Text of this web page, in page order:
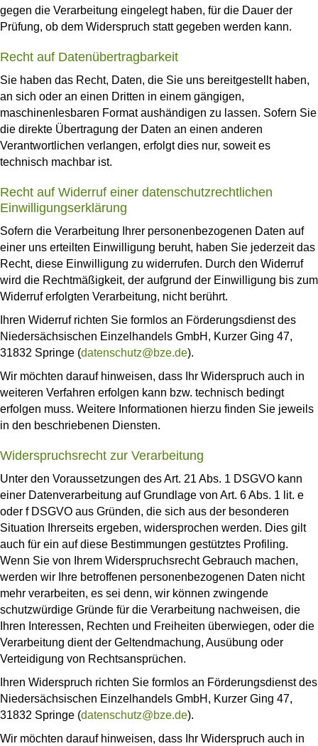
gegen die Verarbeitung eingelegt haben, für die Dauer der
Prüfung, ob dem Widerspruch statt gegeben werden kann.
Recht auf Datenübertragbarkeit
Sie haben das Recht, Daten, die Sie uns bereitgestellt haben,
an sich oder an einen Dritten in einem gängigen,
maschinenlesbaren Format aushändigen zu lassen. Sofern Sie
die direkte Übertragung der Daten an einen anderen
Verantwortlichen verlangen, erfolgt dies nur, soweit es
technisch machbar ist.
Recht auf Widerruf einer datenschutzrechtlichen
Einwilligungserklärung
Sofern die Verarbeitung Ihrer personenbezogenen Daten auf
einer uns erteilten Einwilligung beruht, haben Sie jederzeit das
Recht, diese Einwilligung zu widerrufen. Durch den Widerruf
wird die Rechtmäßigkeit, der aufgrund der Einwilligung bis zum
Widerruf erfolgten Verarbeitung, nicht berührt.
Ihren Widerruf richten Sie formlos an Förderungsdienst des
Niedersächsischen Einzelhandels GmbH, Kurzer Ging 47,
31832 Springe (datenschutz@bze.de).
Wir möchten darauf hinweisen, dass Ihr Widerspruch auch in
weiteren Verfahren erfolgen kann bzw. technisch bedingt
erfolgen muss. Weitere Informationen hierzu finden Sie jeweils
in den beschriebenen Diensten.
Widerspruchsrecht zur Verarbeitung
Unter den Voraussetzungen des Art. 21 Abs. 1 DSGVO kann
einer Datenverarbeitung auf Grundlage von Art. 6 Abs. 1 lit. e
oder f DSGVO aus Gründen, die sich aus der besonderen
Situation Ihrerseits ergeben, widersprochen werden. Dies gilt
auch für ein auf diese Bestimmungen gestütztes Profiling.
Wenn Sie von Ihrem Widerspruchsrecht Gebrauch machen,
werden wir Ihre betroffenen personenbezogenen Daten nicht
mehr verarbeiten, es sei denn, wir können zwingende
schutzwürdige Gründe für die Verarbeitung nachweisen, die
Ihren Interessen, Rechten und Freiheiten überwiegen, oder die
Verarbeitung dient der Geltendmachung, Ausübung oder
Verteidigung von Rechtsansprüchen.
Ihren Widerspruch richten Sie formlos an Förderungsdienst des
Niedersächsischen Einzelhandels GmbH, Kurzer Ging 47,
31832 Springe (datenschutz@bze.de).
Wir möchten darauf hinweisen, dass Ihr Widerspruch auch in